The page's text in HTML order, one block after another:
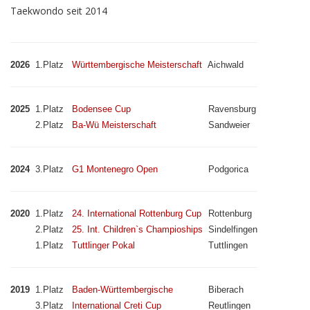
Taekwondo seit 2014
2026 1.Platz Württembergische Meisterschaft Aichwald
2025 1.Platz Bodensee Cup
Ravensburg
2.Platz
Ba-Wü Meisterschaft Sandweier
20243.Platz G1 Montenegro Open Podgorica
2020 1.Platz 24. International Rottenburg Cup
Rottenburg
2.Platz
25. Int. Children`s Champioships Sindelfingen
1.Platz
Tuttlinger Pokal Tuttlingen
2019 1.Platz Baden-Württembergische
Biberach
3.Platz
International Creti Cup Reutlingen